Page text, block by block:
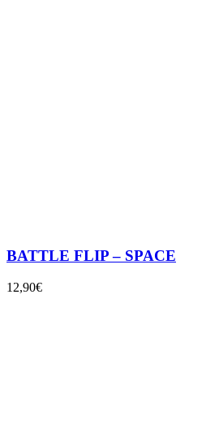
BATTLE FLIP – SPACE
12,90€